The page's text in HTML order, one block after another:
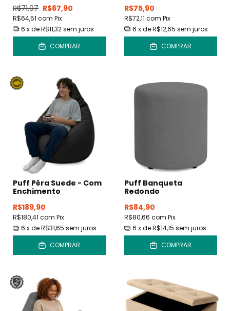
R$71,97 R$67,90
R$64,51 com Pix
6 x deR$11,32sem juros
COMPRAR
R$75,90
R$72,11 com Pix
6 x deR$12,65 sem juros
COMPRAR
Puff Pêra Suede - Com
Enchimento
R$189,90
R$180,41 com Pix
6 x deR$31,65 sem juros
COMPRAR
Puff Banqueta
Redondo
R$84,90
R$80,66 com Pix
6 x deR$14,15 sem juros
COMPRAR